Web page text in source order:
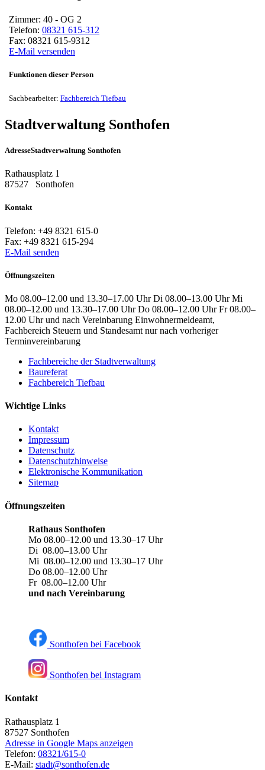
Zimmer: 40 - OG 2
Telefon: 08321 615-312
Fax: 08321 615-9312
E-Mail versenden
Funktionen dieser Person
Sachbearbeiter: Fachbereich Tiefbau
Stadtverwaltung Sonthofen
AdresseStadtverwaltung Sonthofen
Rathausplatz 1
87527
Sonthofen
Kontakt
Telefon: +49 8321 615-0
Fax: +49 8321 615-294
E-Mail senden
Öffnungszeiten
Mo 08.00–12.00 und 13.30–17.00 Uhr Di 08.00–13.00 Uhr Mi
08.00–12.00 und 13.30–17.00 Uhr Do 08.00–12.00 Uhr Fr 08.00–
12.00 Uhr und nach Vereinbarung Einwohnermeldeamt,
Fachbereich Steuern und Standesamt nur nach vorheriger
Terminvereinbarung
Fachbereiche der Stadtverwaltung
Baureferat
Fachbereich Tiefbau
Wichtige Links
Kontakt
Impressum
Datenschutz
Datenschutzhinweise
Elektronische Kommunikation
Sitemap
Öffnungszeiten
Rathaus Sonthofen
Mo 08.00–12.00 und 13.30–17 Uhr
Di 08.00–13.00 Uhr
Mi 08.00–12.00 und 13.30–17 Uhr
Do 08.00–12.00 Uhr
Fr 08.00–12.00 Uhr
und nach Vereinbarung
Sonthofen bei Facebook
Sonthofen bei Instagram
Kontakt
Rathausplatz 1
87527 Sonthofen
Adresse in Google Maps anzeigen
Telefon: 08321/615-0
E-Mail: stadt@sonthofen.de